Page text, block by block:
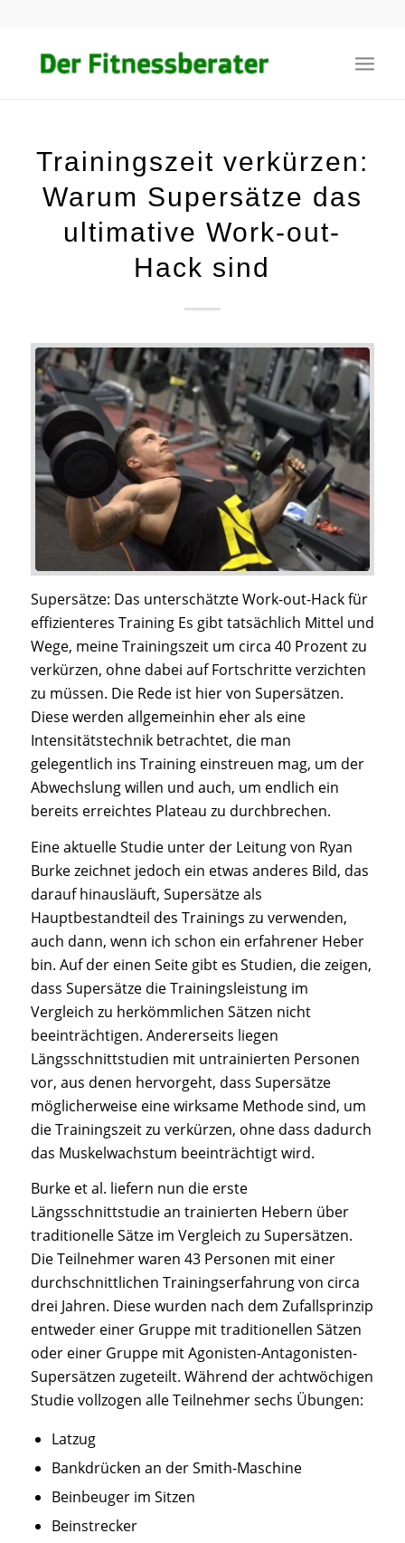
Trainingszeit verkürzen:
Warum Supersätze das
ultimative Work-out-
Hack sind
Supersätze: Das unterschätzte Work-out-Hack für
effizienteres Training Es gibt tatsächlich Mittel und
Wege, meine Trainingszeit um circa 40 Prozent zu
verkürzen, ohne dabei auf Fortschritte verzichten
zu müssen. Die Rede ist hier von Supersätzen.
Diese werden allgemeinhin eher als eine
Intensitätstechnik betrachtet, die man
gelegentlich ins Training einstreuen mag, um der
Abwechslung willen und auch, um endlich ein
bereits erreichtes Plateau zu durchbrechen.
Eine aktuelle Studie unter der Leitung von Ryan
Burke zeichnet jedoch ein etwas anderes Bild, das
darauf hinausläuft, Supersätze als
Hauptbestandteil des Trainings zu verwenden,
auch dann, wenn ich schon ein erfahrener Heber
bin. Auf der einen Seite gibt es Studien, die zeigen,
dass Supersätze die Trainingsleistung im
Vergleich zu herkömmlichen Sätzen nicht
beeinträchtigen. Andererseits liegen
Längsschnittstudien mit untrainierten Personen
vor, aus denen hervorgeht, dass Supersätze
möglicherweise eine wirksame Methode sind, um
die Trainingszeit zu verkürzen, ohne dass dadurch
das Muskelwachstum beeinträchtigt wird.
Burke et al. liefern nun die erste
Längsschnittstudie an trainierten Hebern über
traditionelle Sätze im Vergleich zu Supersätzen.
Die Teilnehmer waren 43 Personen mit einer
durchschnittlichen Trainingserfahrung von circa
drei Jahren. Diese wurden nach dem Zufallsprinzip
entweder einer Gruppe mit traditionellen Sätzen
oder einer Gruppe mit Agonisten-Antagonisten-
Supersätzen zugeteilt. Während der achtwöchigen
Studie vollzogen alle Teilnehmer sechs Übungen:
Latzug
Bankdrücken an der Smith-Maschine
Beinbeuger im Sitzen
Beinstrecker